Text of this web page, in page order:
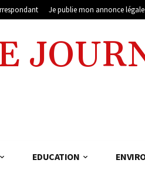
Je publie mon annonce légale
EDUCATION